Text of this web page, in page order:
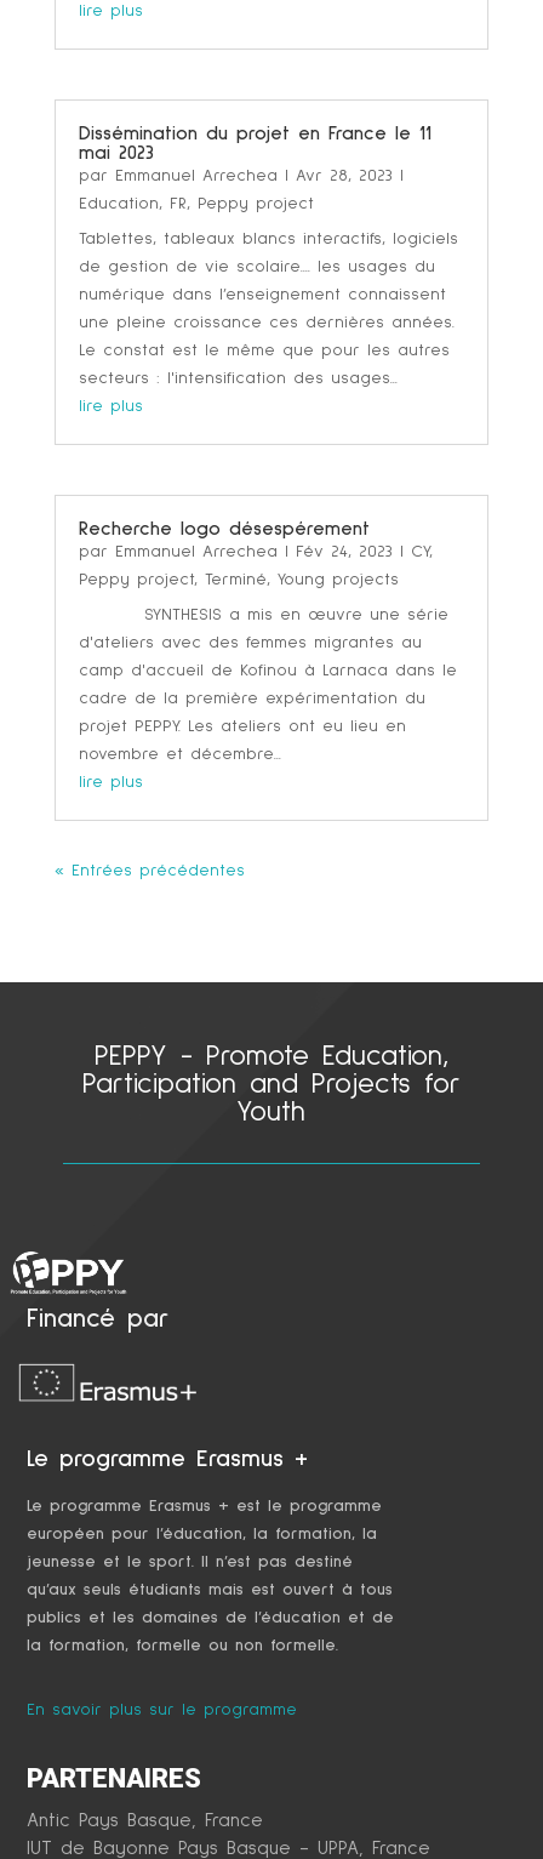
lire plus
Dissémination du projet en France le 11
mai 2023
par Emmanuel Arrechea Avr 28, 2023
Education, FR, Peppy project
Tablettes, tableaux blancs interactifs, logiciels
de gestion de vie scolaire.... les usages du
numérique dans l’enseignement connaissent
une pleine croissance ces dernières années.
Le constat est le même que pour les autres
secteurs : l'intensification des usages...
lire plus
Recherche logo désespérement
par Emmanuel Arrechea Fév 24, 2023 CY,
Peppy project, Terminé, Young projects
SYNTHESIS a mis en œuvre une série
d'ateliers avec des femmes migrantes au
camp d'accueil de Kofinou à Larnaca dans le
cadre de la première expérimentation du
projet PEPPY. Les ateliers ont eu lieu en
novembre et décembre...
lire plus
« Entrées précédentes
PEPPY - Promote Education,
Participation and Projects for
Youth
Financé par
Le programme Erasmus +
Le programme Erasmus + est le programme
européen pour l’éducation, la formation, la
jeunesse et le sport. Il n’est pas destiné
qu’aux seuls étudiants mais est ouvert à tous
publics et les domaines de l’éducation et de
la formation, formelle ou non formelle.
En savoir plus sur le programme
PARTENAIRES
Antic Pays Basque, France
IUT de Bayonne Pays Basque - UPPA, France